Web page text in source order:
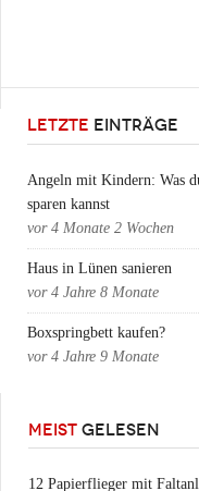
LETZTE EINTRÄGE
Angeln mit Kindern: Was
sparen kannst
vor 4 Monate 2 Wochen
Haus in Lünen sanieren
vor 4 Jahre 8 Monate
Boxspringbett kaufen?
vor 4 Jahre 9 Monate
MEIST GELESEN
12 Papierflieger mit